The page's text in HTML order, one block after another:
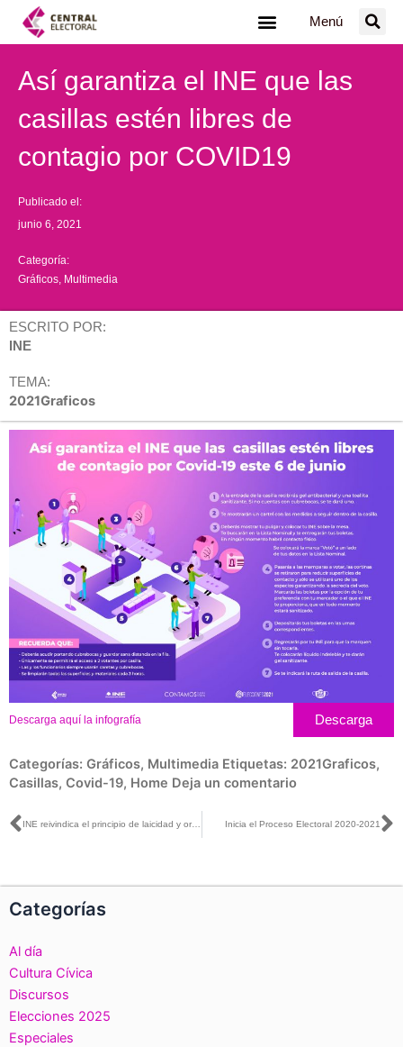
Menú
Así garantiza el INE que las
casillas estén libres de
contagio por COVID19
Publicado el:
junio 6, 2021
Categoría:
Gráficos Multimedia
ESCRITO POR:
INE
TEMA:
2021Graficos
Descarga aquí la infografía Descarga
Categorías: Gráficos, Multimedia Etiquetas: 2021Graficos,
Casillas, Covid-19, Home Deja un comentario
Ant Inicia el Proceso Electoral 2020-2021
Categorías
Al día
Cultura Cívica
Discursos
Elecciones 2025
Especiales